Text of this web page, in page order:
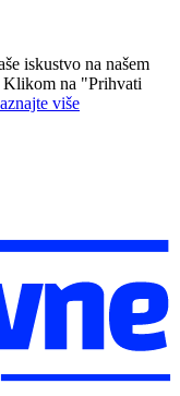
iskustvo na našem
Klikom na "Prihvati
više